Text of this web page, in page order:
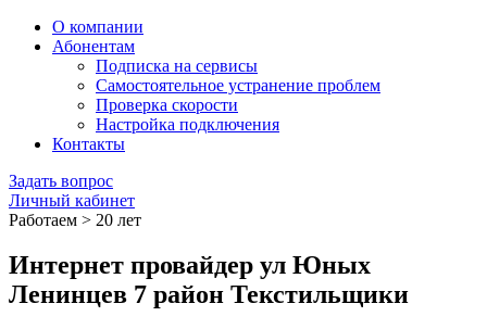
О компании
Абонентам
Подписка на сервисы
Самостоятельное устранение проблем
Проверка скорости
Настройка подключения
Контакты
Задать вопрос
Личный кабинет
Работаем > 20 лет
Интернет провайдер ул Юных
Ленинцев 7 район Текстильщики